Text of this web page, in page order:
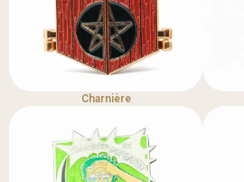
Charnière